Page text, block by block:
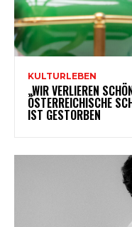
KULTURLEBEN
„WIR VERLIEREN
ÖSTERREICHISCHE
IST GESTORBEN